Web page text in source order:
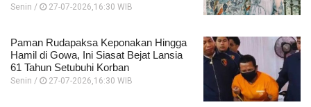
Senin / 27-07-2026,16:30 WIB
Paman Rudapaksa Keponakan Hingga
Hamil di Gowa, Ini Siasat Bejat Lansia
61 Tahun Setubuhi Korban
Senin / 27-07-2026,16:30 WIB